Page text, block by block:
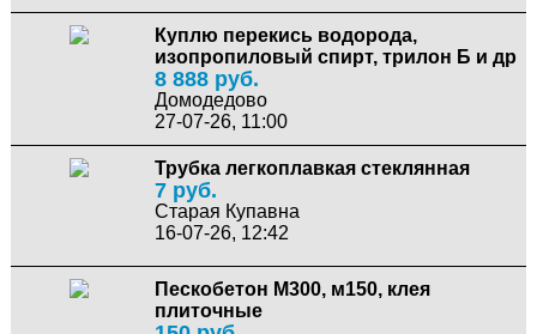
Куплю перекись водорода,
изопропиловый спирт, трилон Б и др
8 888 руб.
Домодедово
27-07-26, 11:00
Трубка легкоплавкая стеклянная
7 руб.
Старая Купавна
16-07-26, 12:42
Пескобетон М300, м150, клея
плиточные